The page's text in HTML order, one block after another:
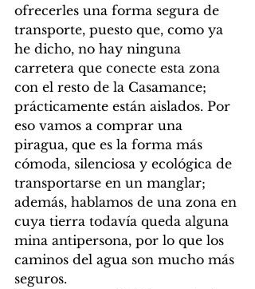
ofrecerles una forma segura de
transporte, puesto que, como ya
he dicho, no hay ninguna
carretera que conecte esta zona
con el resto de la Casamance;
prácticamente están aislados. Por
eso vamos a comprar una
piragua, que es la forma más
cómoda, silenciosa y ecológica de
transportarse en un manglar;
además, hablamos de una zona en
cuya tierra todavía queda alguna
mina antipersona, por lo que los
caminos del agua son mucho más
seguros.